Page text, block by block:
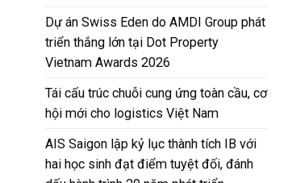
Dự án Swiss Eden do AMDI Group phát
triển thắng lớn tại Dot Property
Vietnam Awards 2026
Tái cấu trúc chuỗi cung ứng toàn cầu, cơ
hội mới cho logistics Việt Nam
AIS Saigon lập kỷ lục thành tích IB với
hai học sinh đạt điểm tuyệt đối, đánh